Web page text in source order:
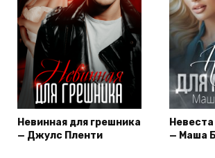
Невинная для грешника
— Джулс Пленти
— Маша